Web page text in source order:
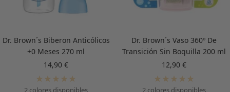
Dr. Brown´s Biberon Anticólicos
+0 Meses 270 ml
Precio
de
venta
14,90 €
Dr. Brown´s Vaso 360º De
Transición Sin Boquilla 200 ml
Precio
de
venta
12,90 €